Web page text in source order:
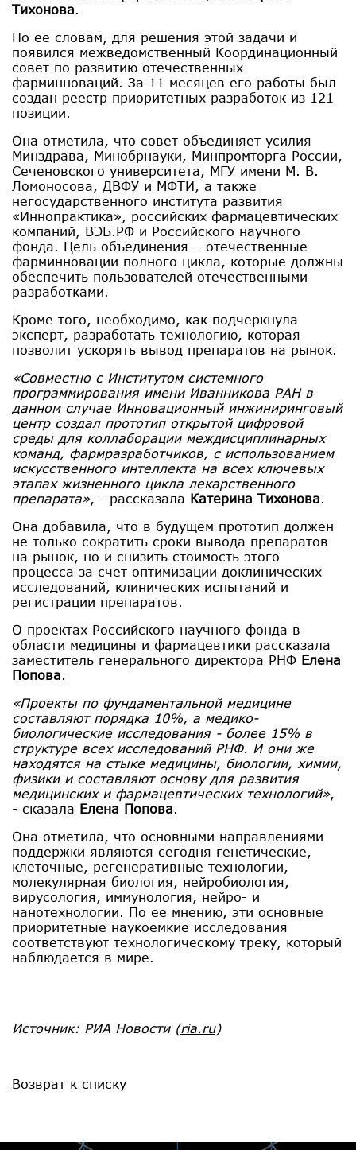
Тихонова.
По ее словам, для решения этой задачи и
появился межведомственный Координационный
совет по развитию отечественных
фарминноваций. За 11 месяцев его работы был
создан реестр приоритетных разработок из 121
позиции.
Она отметила, что совет объединяет усилия
Минздрава, Минобрнауки, Минпромторга России,
Сеченовского университета, МГУ имени М. В.
Ломоносова, ДВФУ и МФТИ, а также
негосударственного института развития
«Иннопрактика», российских фармацевтических
компаний, ВЭБ.РФ и Российского научного
фонда. Цель объединения – отечественные
фарминновации полного цикла, которые должны
обеспечить пользователей отечественными
разработками.
Кроме того, необходимо, как подчеркнула
эксперт, разработать технологию, которая
позволит ускорять вывод препаратов на рынок.
«Совместно с Институтом системного
программирования имени Иванникова РАН в
данном случае Инновационный инжиниринговый
центр создал прототип открытой цифровой
среды для коллаборации междисциплинарных
команд, фармразработчиков, с использованием
искусственного интеллекта на всех ключевых
этапах жизненного цикла лекарственного
препарата», - рассказала Катерина Тихонова.
Она добавила, что в будущем прототип должен
не только сократить сроки вывода препаратов
на рынок, но и снизить стоимость этого
процесса за счет оптимизации доклинических
исследований, клинических испытаний и
регистрации препаратов.
О проектах Российского научного фонда в
области медицины и фармацевтики рассказала
заместитель генерального директора РНФ Елена
Попова.
«Проекты по фундаментальной медицине
составляют порядка 10%, а медико-
биологические исследования - более 15% в
структуре всех исследований РНФ. И они же
находятся на стыке медицины, биологии, химии,
физики и составляют основу для развития
медицинских и фармацевтических технологий»,
- сказала Елена Попова.
Она отметила, что основными направлениями
поддержки являются сегодня генетические,
клеточные, регенеративные технологии,
молекулярная биология, нейробиология,
вирусология, иммунология, нейро- и
нанотехнологии. По ее мнению, эти основные
приоритетные наукоемкие исследования
соответствуют технологическому треку, который
наблюдается в мире.
Источник: РИА Новости (ria.ru)
Возврат к списку